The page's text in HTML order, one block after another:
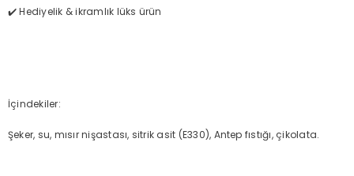
✔️ Hediyelik & ikramlık lüks ürün
İçindekiler:
Şeker, su, mısır nişastası, sitrik asit (E330), Antep fıstığı, çikolata.